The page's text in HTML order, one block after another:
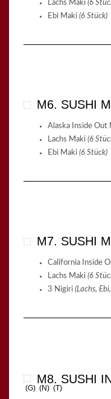
Lachs Maki (6
Ebi Maki (6 Stück)
M6. SUSHI
Alaska Inside Out
Lachs Maki (6
Ebi Maki (6 Stück)
M7. SUSHI
California Inside
Lachs Maki (6
3 Nigiri (Lachs,
M8. SUSHI
G
N T